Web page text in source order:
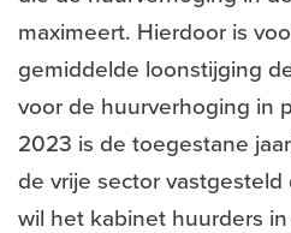
maximeert. Hierdoor is
gemiddelde loonstijging
voor de huurverhoging in
2023 is de toegestane
de vrije sector vastgesteld
wil het kabinet huurders